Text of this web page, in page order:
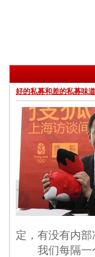
好的私募和差的私募味
定，有没有内
我们每隔一个